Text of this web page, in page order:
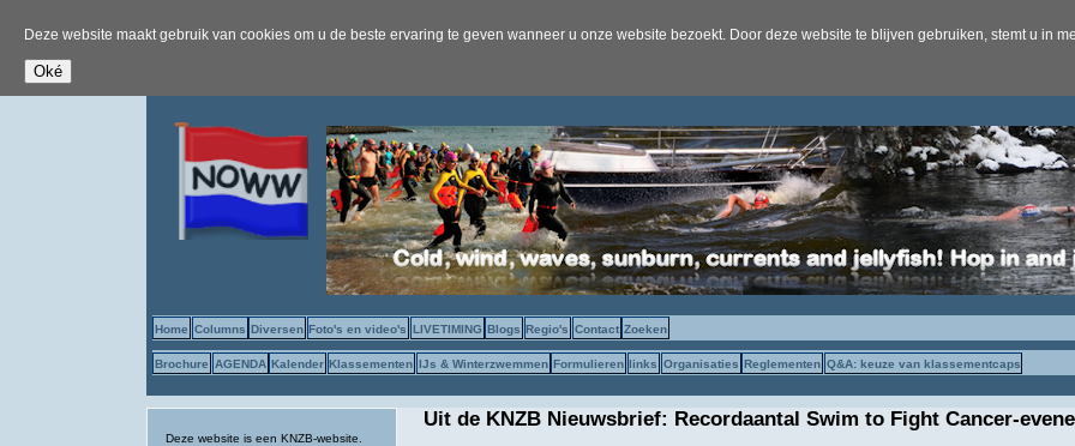
Deze website maakt gebruik van cookies om u de beste ervaring te geven wanneer u onze website bezoekt. Door deze website te blijven gebruiken, stemt u in
Home Columns Diversen Foto's en video's LIVETIMING Blogs Regio's Contact Zoeken
Brochure AGENDA Kalender Klassementen IJs & Winterzwemmen Formulieren links Organisaties Reglementen Q&A: keuze van klassementcaps
Deze website is een KNZB-website.
Uit de KNZB Nieuwsbrief: Recordaantal Swim to Fight Cancer-